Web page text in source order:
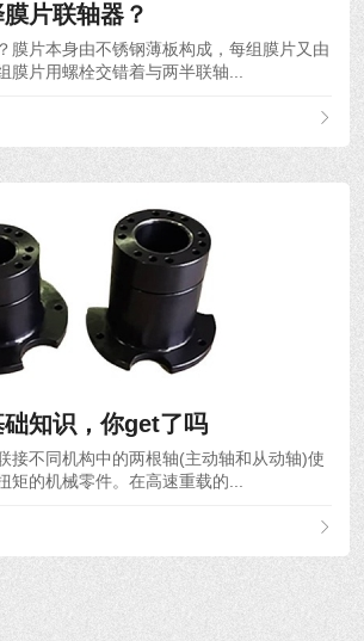
片联轴器？
膜片本身由不锈钢薄板构成，每组膜片又由
膜片用螺栓交错着与两半联轴...
知识，你get了吗
接不同机构中的两根轴(主动轴和从动轴)使
矩的机械零件。在高速重载的...